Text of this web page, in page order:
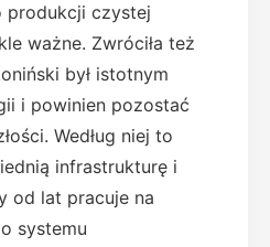
produkcji czystej
ważne. Zwróciła też
był istotnym
i powinien pozostać
Według niej to
infrastrukturę i
od lat pracuje na
systemu